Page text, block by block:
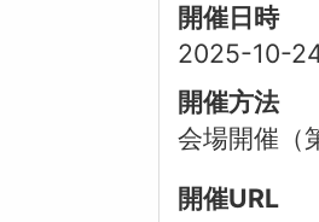
開催日時
2025-10-
開催方法
会場開催（
開催URL